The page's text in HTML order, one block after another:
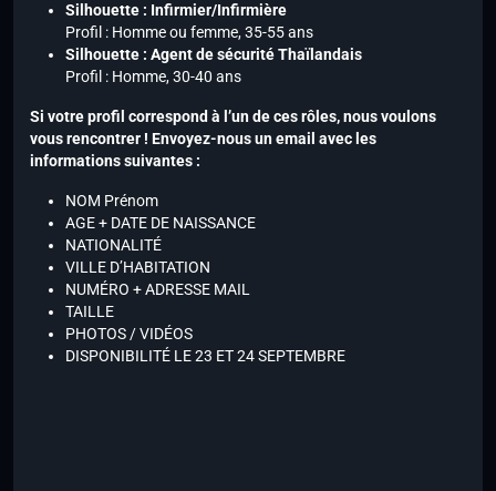
Silhouette : Infirmier/Infirmière
Profil : Homme ou femme, 35-55 ans
Silhouette : Agent de sécurité Thaïlandais
Profil : Homme, 30-40 ans
Si votre profil correspond à l’un de ces rôles, nous voulons
vous rencontrer ! Envoyez-nous un email avec les
informations suivantes :
NOM Prénom
AGE + DATE DE NAISSANCE
NATIONALITÉ
VILLE D’HABITATION
NUMÉRO + ADRESSE MAIL
TAILLE
PHOTOS / VIDÉOS
DISPONIBILITÉ LE 23 ET 24 SEPTEMBRE